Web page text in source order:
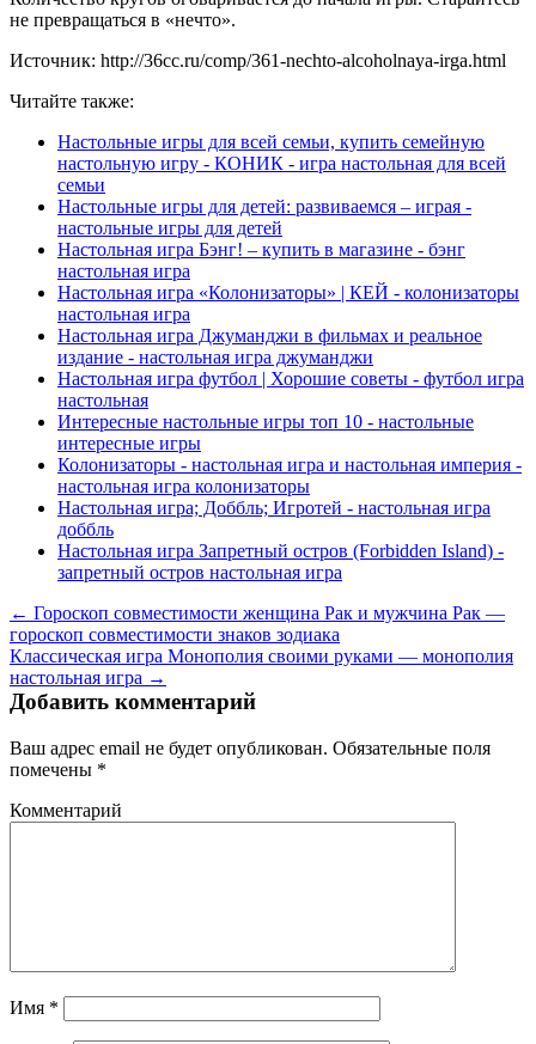
не превращаться в «нечто».
Источник: http://36cc.ru/comp/361-nechto-alcoholnaya-irga.html
Читайте также:
Настольные игры для всей семьи, купить семейную
настольную игру - КОНИК - игра настольная для всей
семьи
Настольные игры для детей: развиваемся – играя -
настольные игры для детей
Настольная игра Бэнг! – купить в магазине - бэнг
настольная игра
Настольная игра «Колонизаторы» | КЕЙ - колонизаторы
настольная игра
Настольная игра Джуманджи в фильмах и реальное
издание - настольная игра джуманджи
Настольная игра футбол | Хорошие советы - футбол игра
настольная
Интересные настольные игры топ 10 - настольные
интересные игры
Колонизаторы - настольная игра и настольная империя -
настольная игра колонизаторы
Настольная игра; Доббль; Игротей - настольная игра
доббль
Настольная игра Запретный остров (Forbidden Island) -
запретный остров настольная игра
← Гороскоп совместимости женщина Рак и мужчина Рак —
гороскоп совместимости знаков зодиака
Классическая игра Монополия своими руками — монополия
настольная игра →
Добавить комментарий
Ваш адрес email не будет опубликован. Обязательные поля
помечены *
Комментарий
Имя *